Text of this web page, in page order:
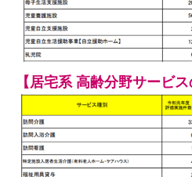
【居宅系 高齢分野サービ